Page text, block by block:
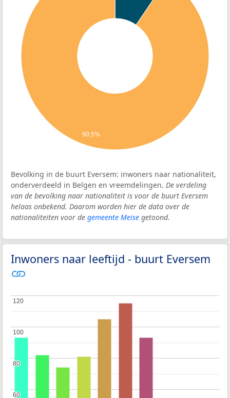
90,5%
Bevolking in de buurt Eversem: inwoners naar nationaliteit,
onderverdeeld in Belgen en vreemdelingen. De verdeling
van de bevolking naar nationaliteit is voor de buurt Eversem
helaas onbekend. Daarom worden hier de data over de
nationaliteiten voor de gemeente Meise getoond.
Inwoners naar leeftijd - buurt Eversem
60
60
80
80
100
100
120
120